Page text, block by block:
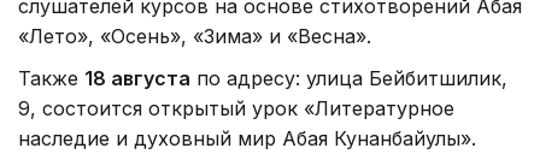
слушателей курсов на основе стихотворений Абая
«Лето», «Осень», «Зима» и «Весна».
Также 18 августа по адресу: улица Бейбитшилик,
9, состоится открытый урок «Литературное
наследие и духовный мир Абая Кунанбайулы».